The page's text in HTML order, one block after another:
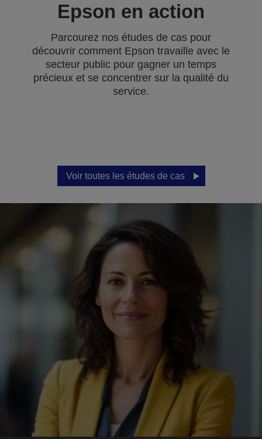
Epson en action
Parcourez nos études de cas pour
découvrir comment Epson travaille avec le
secteur public pour gagner un temps
précieux et se concentrer sur la qualité du
service.
Voir toutes les études de cas